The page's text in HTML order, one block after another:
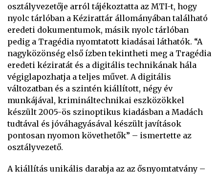
osztályvezetője arról tájékoztatta az MTI-t, hogy
nyolc tárlóban a Kézirattár állományában található
eredeti dokumentumok, másik nyolc tárlóban
pedig a Tragédia nyomtatott kiadásai láthatók. “A
nagyközönség első ízben tekintheti meg a Tragédia
eredeti kéziratát és a digitális technikának hála
végiglapozhatja a teljes művet. A digitális
változatban és a szintén kiállított, négy év
munkájával, krimináltechnikai eszközökkel
készült 2005-ös szinoptikus kiadásban a Madách
tudtával és jóváhagyásával készült javítások
pontosan nyomon követhetők” – ismertette az
osztályvezető.
A kiállítás unikális darabja az az ősnyomtatvány –